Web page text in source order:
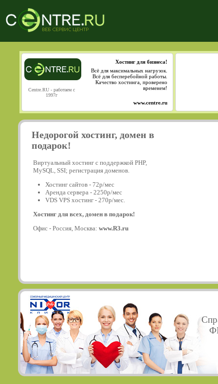
Centre.RU - работаем с
1997г
Хостинг для бизнеса!
Всё для максимальных нагрузок.
Всё для бесперебойной работы.
Качество хостинга, проверено
временем!
www.centre.ru
Недорогой хостинг, домен в
подарок!
Виртуальный хостинг с поддержкой PHP,
MySQL, SSI; регистрация доменов.
Хостинг сайтов - 72р/мес
Аренда сервера - 2250р/мес
VDS VPS хостинг - 270р/мес.
Хостинг для всех, домен в подарок!
Офис - Россия, Москва: www.R3.ru